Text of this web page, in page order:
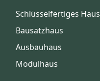
Schlüsselfertiges Haus
Bausatzhaus
Ausbauhaus
Modulhaus